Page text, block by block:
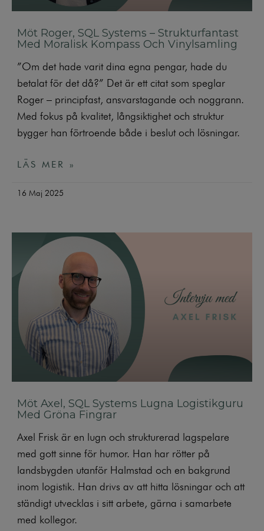
Möt Roger, SQL Systems – Strukturfantast
Med Moralisk Kompass Och Vinylsamling
”Om det hade varit dina egna pengar, hade du
betalat för det då?” Det är ett citat som speglar
Roger – principfast, ansvarstagande och noggrann.
Med fokus på kvalitet, långsiktighet och struktur
bygger han förtroende både i beslut och lösningar.
LÄS MER »
16 Maj 2025
Möt Axel, SQL Systems Lugna Logistikguru
Med Gröna Fingrar
Axel Frisk är en lugn och strukturerad lagspelare
med gott sinne för humor. Han har rötter på
landsbygden utanför Halmstad och en bakgrund
inom logistik. Han drivs av att hitta lösningar och att
ständigt utvecklas i sitt arbete, gärna i samarbete
med kollegor.